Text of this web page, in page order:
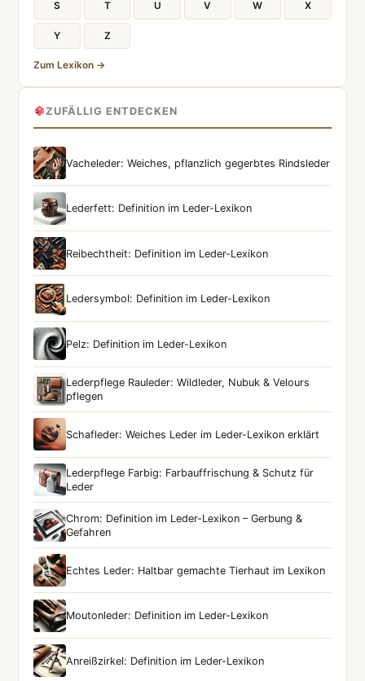
S T U V W X
Y Z
Zum Lexikon →
ZUFÄLLIG ENTDECKEN
Vacheleder: Weiches, pflanzlich gegerbtes Rindsleder
Lederfett: Definition im Leder-Lexikon
Reibechtheit: Definition im Leder-Lexikon
Ledersymbol: Definition im Leder-Lexikon
Pelz: Definition im Leder-Lexikon
Lederpflege Rauleder: Wildleder, Nubuk & Velours
pflegen
Schafleder: Weiches Leder im Leder-Lexikon erklärt
Lederpflege Farbig: Farbauffrischung & Schutz für
Leder
Chrom: Definition im Leder-Lexikon – Gerbung &
Gefahren
Echtes Leder: Haltbar gemachte Tierhaut im Lexikon
Moutonleder: Definition im Leder-Lexikon
Anreißzirkel: Definition im Leder-Lexikon